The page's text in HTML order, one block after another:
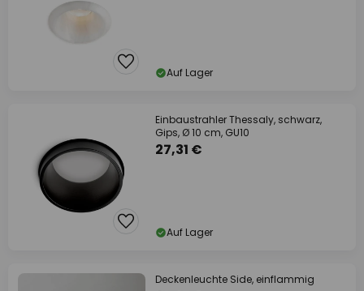
Auf Lager
Einbaustrahler Thessaly, schwarz,
Gips, Ø 10 cm, GU10
27,31 €
Auf Lager
Deckenleuchte Side, einflammig